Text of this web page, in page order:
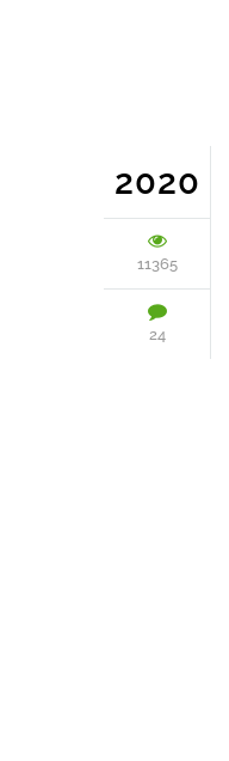
2020
11365
24